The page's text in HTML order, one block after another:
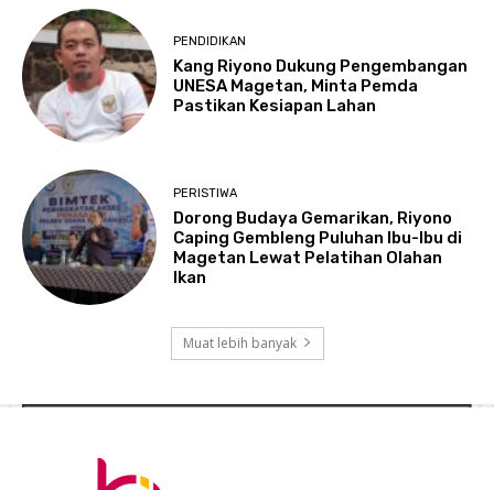
PENDIDIKAN
Kang Riyono Dukung Pengembangan
UNESA Magetan, Minta Pemda
Pastikan Kesiapan Lahan
PERISTIWA
Dorong Budaya Gemarikan, Riyono
Caping Gembleng Puluhan Ibu-Ibu di
Magetan Lewat Pelatihan Olahan
Ikan
Muat lebih banyak